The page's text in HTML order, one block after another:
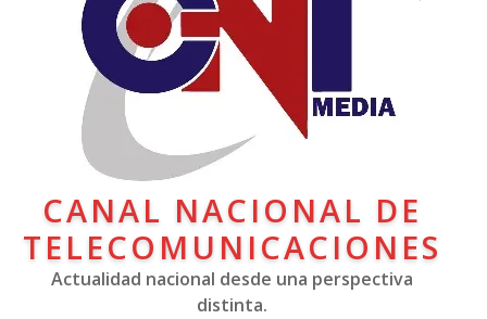
CANAL NACIONAL DE
TELECOMUNICACIONES
Actualidad nacional desde una perspectiva
distinta.